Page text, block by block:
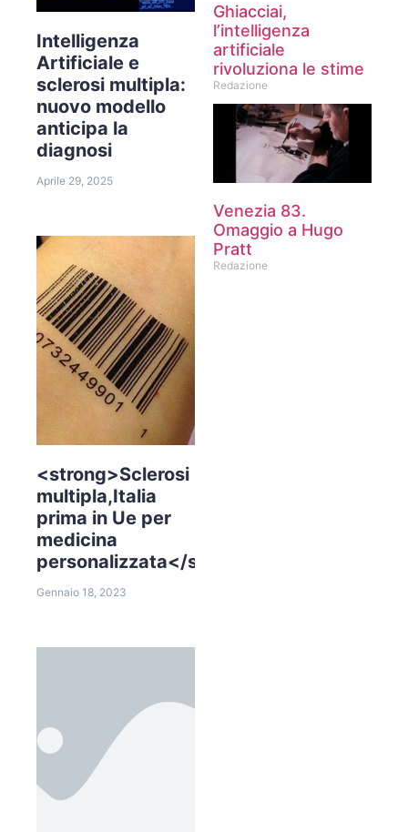
Intelligenza
Artificiale e
sclerosi multipla:
nuovo modello
anticipa la
diagnosi
Aprile 29, 2025
<strong>Sclerosi
multipla,Italia
prima in Ue per
medicina
personalizzata</strong>
Gennaio 18, 2023
Ghiacciai,
l’intelligenza
artificiale
rivoluziona le stime
Redazione
Venezia 83.
Omaggio a Hugo
Pratt
Redazione